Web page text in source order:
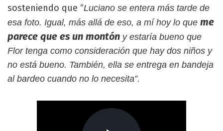
sosteniendo que “Luciano se entera más tarde de
esa foto. Igual, más allá de eso, a mí hoy lo que me
parece que es un montón y estaría bueno que
Flor tenga como consideración que hay dos niños y
no está bueno. También, ella se entrega en bandeja
al bardeo cuando no lo necesita”.